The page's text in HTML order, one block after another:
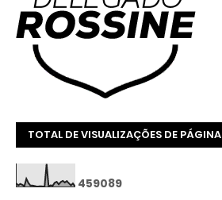
TOTAL DE VISUALIZAÇÕES DE PÁGINA
459089